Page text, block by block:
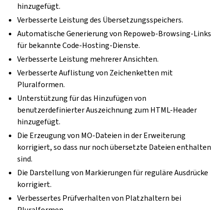
hinzugefügt.
Verbesserte Leistung des Übersetzungsspeichers.
Automatische Generierung von Repoweb-Browsing-Links
für bekannte Code-Hosting-Dienste.
Verbesserte Leistung mehrerer Ansichten.
Verbesserte Auflistung von Zeichenketten mit
Pluralformen.
Unterstützung für das Hinzufügen von
benutzerdefinierter Auszeichnung zum HTML-Header
hinzugefügt.
Die Erzeugung von MO-Dateien in der Erweiterung
korrigiert, so dass nur noch übersetzte Dateien enthalten
sind.
Die Darstellung von Markierungen für reguläre Ausdrücke
korrigiert.
Verbessertes Prüfverhalten von Platzhaltern bei